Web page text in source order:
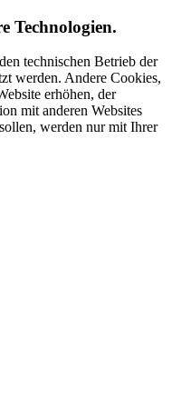
Technologien.
technischen Betrieb der
werden. Andere Cookies,
erhöhen, der
mit anderen Websites
werden nur mit Ihrer